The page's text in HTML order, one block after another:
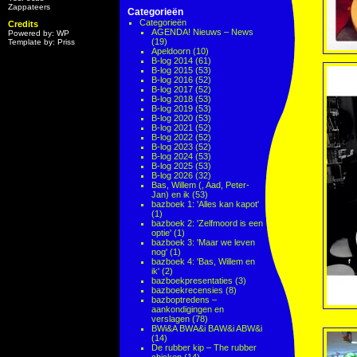
Zappateers
Credits
Powered by: WP
Template by: Priss
Categorieën
Categorieën
AGENDA! Nieuws – News
(19)
Apeldoorn (10)
B-log 2014 (61)
B-log 2015 (53)
B-log 2016 (52)
B-log 2017 (52)
B-log 2018 (53)
B-log 2019 (53)
B-log 2020 (53)
B-log 2021 (52)
B-log 2022 (52)
B-log 2023 (52)
B-log 2024 (53)
B-log 2025 (53)
B-log 2026 (32)
Bas, Willem (, Aad, Peter-
Jan) en ik (53)
bazboek 1: 'Alles kan kapot'
(1)
bazboek 2: 'Zelfmoord is een
optie' (1)
bazboek 3: 'Maar we leven
nog' (1)
bazboek 4: 'Bas, Willem en
ik' (2)
bazboekpresentaties (3)
bazboekrecensies (8)
bazboptredens –
aankondigingen en
verslagen (78)
BWi&A BWA&i BAW&i ABW&i
(14)
De rubber kip – The rubber